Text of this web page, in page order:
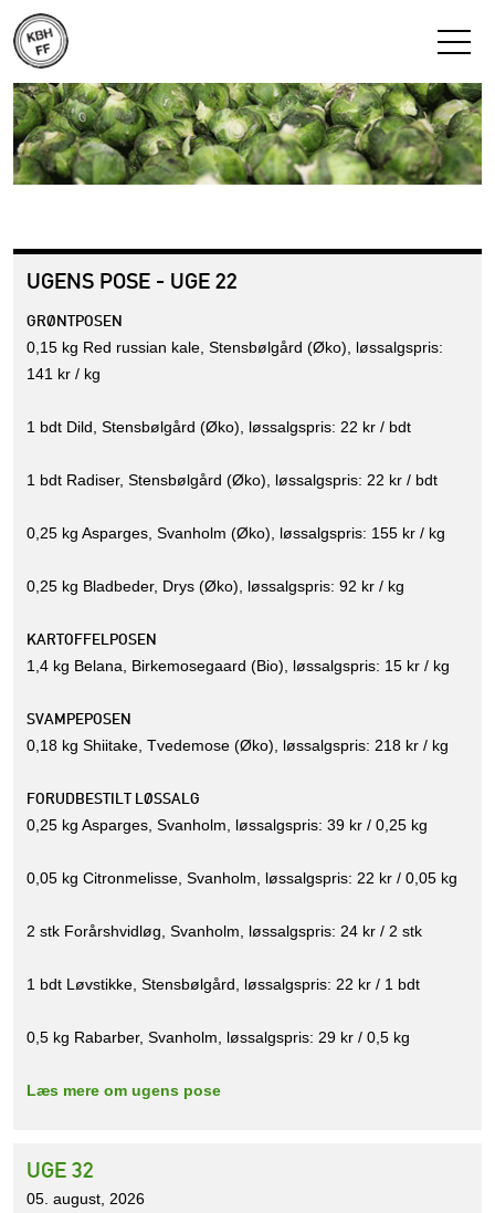
UGENS POSE - UGE 22
GRØNTPOSEN
0,15 kg Red russian kale, Stensbølgård (Øko), løssalgspris:
141 kr / kg
1 bdt Dild, Stensbølgård (Øko), løssalgspris: 22 kr / bdt
1 bdt Radiser, Stensbølgård (Øko), løssalgspris: 22 kr / bdt
0,25 kg Asparges, Svanholm (Øko), løssalgspris: 155 kr / kg
0,25 kg Bladbeder, Drys (Øko), løssalgspris: 92 kr / kg
KARTOFFELPOSEN
1,4 kg Belana, Birkemosegaard (Bio), løssalgspris: 15 kr / kg
SVAMPEPOSEN
0,18 kg Shiitake, Tvedemose (Øko), løssalgspris: 218 kr / kg
FORUDBESTILT LØSSALG
0,25 kg Asparges, Svanholm, løssalgspris: 39 kr / 0,25 kg
0,05 kg Citronmelisse, Svanholm, løssalgspris: 22 kr / 0,05 kg
2 stk Forårshvidløg, Svanholm, løssalgspris: 24 kr / 2 stk
1 bdt Løvstikke, Stensbølgård, løssalgspris: 22 kr / 1 bdt
0,5 kg Rabarber, Svanholm, løssalgspris: 29 kr / 0,5 kg
Læs mere om ugens pose
UGE 32
05. august, 2026